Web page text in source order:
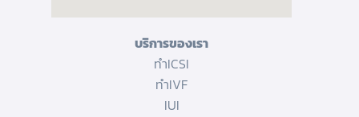
บริการของเรา
ทำICSI
ทำIVF
IUI